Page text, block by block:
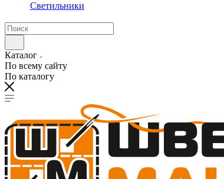
Светильники
Каталог
По всему сайту
По каталогу